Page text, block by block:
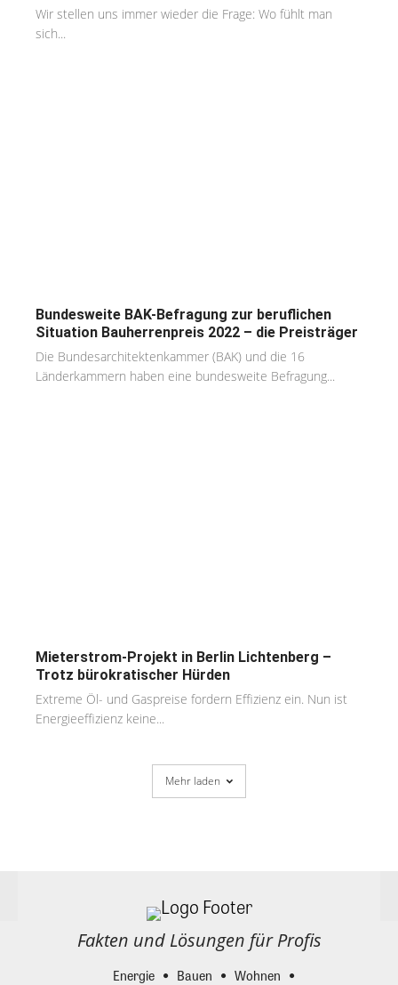
Wir stellen uns immer wieder die Frage: Wo fühlt man
sich...
Bundesweite BAK-Befragung zur beruflichen
Situation Bauherrenpreis 2022 – die Preisträger
Die Bundesarchitektenkammer (BAK) und die 16
Länderkammern haben eine bundesweite Befragung...
Mieterstrom-Projekt in Berlin Lichtenberg –
Trotz bürokratischer Hürden
Extreme Öl- und Gaspreise fordern Effizienz ein. Nun ist
Energieeffizienz keine...
Mehr laden
Fakten und Lösungen für Profis
Energie Bauen
Wohnen